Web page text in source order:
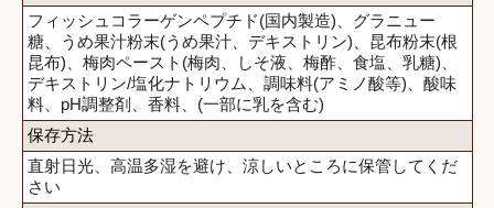
フィッシュコラーゲンペプチド(国内製造)、グラニュー
糖、うめ果汁粉末(うめ果汁、デキストリン)、昆布粉末(根
昆布)、梅肉ペースト(梅肉、しそ液、梅酢、食塩、乳糖)、
デキストリン/塩化ナトリウム、調味料(アミノ酸等)、酸味
料、pH調整剤、香料、(一部に乳を含む)
保存方法
直射日光、高温多湿を避け、涼しいところに保管してくだ
さい